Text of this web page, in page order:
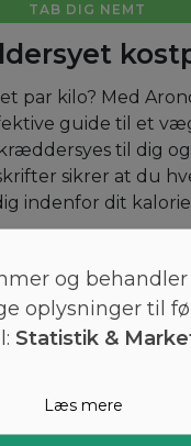
TAB DIG NEMT
par kilo? Med
guide til et
til dig og
sikrer at du
indenfor dit
og
oplysninger til
Statistik &
Læs mere